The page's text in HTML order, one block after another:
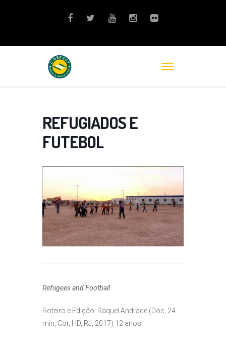
REFUGIADOS E
FUTEBOL
Refugees and Football
Roteiro e Edição: Raquel Andrade (Doc, 24
min, Cor, HD, RJ, 2017) 12 anos.